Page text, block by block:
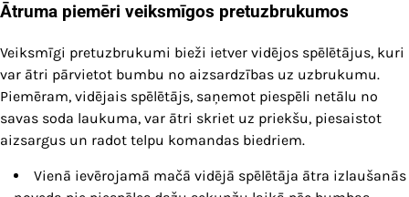
Ātruma piemēri veiksmīgos pretuzbrukumos
Veiksmīgi pretuzbrukumi bieži ietver vidējos spēlētājus, kuri
var ātri pārvietot bumbu no aizsardzības uz uzbrukumu.
Piemēram, vidējais spēlētājs, saņemot piespēli netālu no
savas soda laukuma, var ātri skriet uz priekšu, piesaistot
aizsargus un radot telpu komandas biedriem.
Vienā ievērojamā mačā vidējā spēlētāja ātra izlaušanās